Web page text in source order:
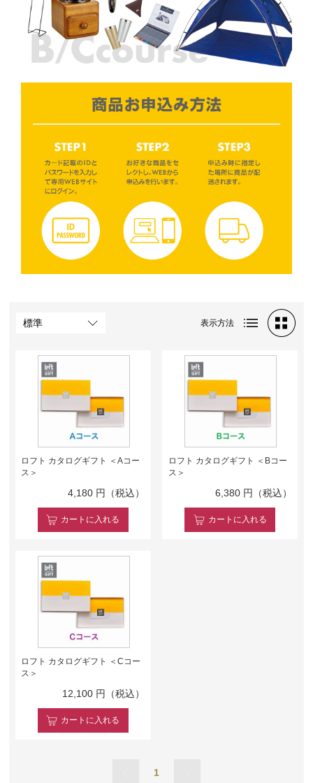
表示方法
ロフト カタログギフト ＜Aコー
ス＞
4,180 円（税込）
カート に入れる
ロフト カタログギフト ＜Bコー
ス＞
6,380 円（税込）
カート に入れる
ロフト カタログギフト ＜Cコー
ス＞
12,100 円（税込）
カート に入れる
1